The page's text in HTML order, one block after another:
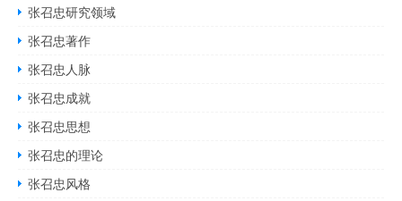
张召忠研究领域
张召忠著作
张召忠人脉
张召忠成就
张召忠思想
张召忠的理论
张召忠风格